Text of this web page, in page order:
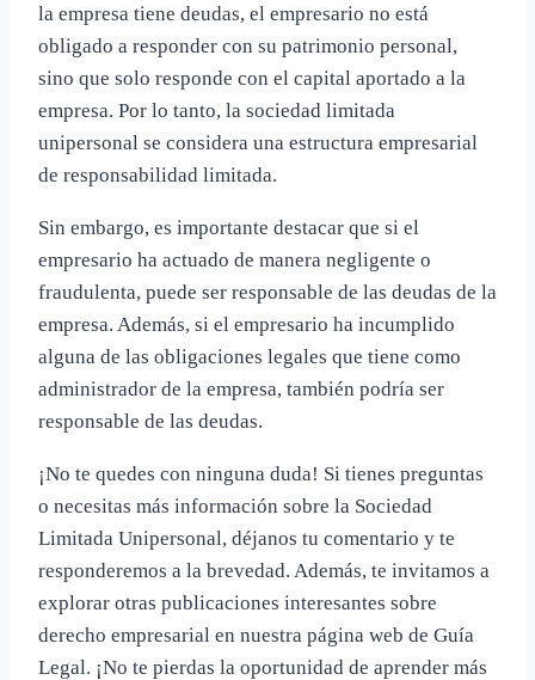
la empresa tiene deudas, el empresario no está
obligado a responder con su patrimonio personal,
sino que solo responde con el capital aportado a la
empresa. Por lo tanto, la sociedad limitada
unipersonal se considera una estructura empresarial
de responsabilidad limitada.
Sin embargo, es importante destacar que si el
empresario ha actuado de manera negligente o
fraudulenta, puede ser responsable de las deudas de la
empresa. Además, si el empresario ha incumplido
alguna de las obligaciones legales que tiene como
administrador de la empresa, también podría ser
responsable de las deudas.
¡No te quedes con ninguna duda! Si tienes preguntas
o necesitas más información sobre la Sociedad
Limitada Unipersonal, déjanos tu comentario y te
responderemos a la brevedad. Además, te invitamos a
explorar otras publicaciones interesantes sobre
derecho empresarial en nuestra página web de Guía
Legal. ¡No te pierdas la oportunidad de aprender más